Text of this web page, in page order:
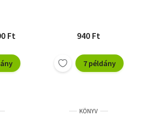
Ft 940 Ft
7 példány
KÖNYV